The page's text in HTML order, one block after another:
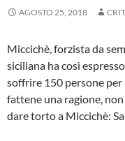
AGOSTO 25, 2018
Miccichè, forzista da
siciliana ha così
soffrire 150 persone per
fattene una ragione,
dare torto a Miccichè: